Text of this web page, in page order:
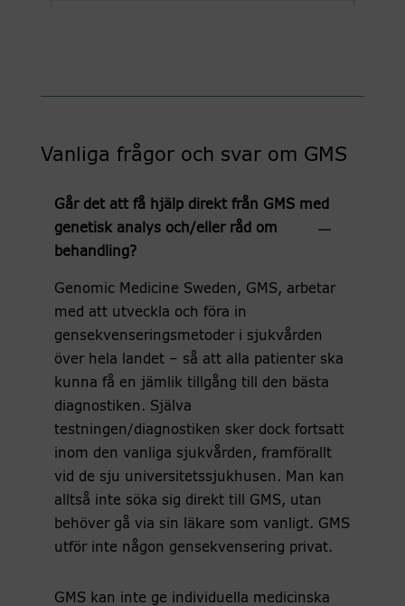
Vanliga frågor och svar om GMS
Går det att få hjälp direkt från GMS med
genetisk analys och/eller råd om
behandling?
Genomic Medicine Sweden, GMS, arbetar
med att utveckla och föra in
gensekvenseringsmetoder i sjukvården
över hela landet – så att alla patienter ska
kunna få en jämlik tillgång till den bästa
diagnostiken. Själva
testningen/diagnostiken sker dock fortsatt
inom den vanliga sjukvården, framförallt
vid de sju universitetssjukhusen. Man kan
alltså inte söka sig direkt till GMS, utan
behöver gå via sin läkare som vanligt. GMS
utför inte någon gensekvensering privat.
GMS kan inte ge individuella medicinska